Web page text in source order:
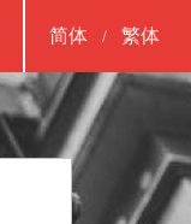
简体 / 繁体